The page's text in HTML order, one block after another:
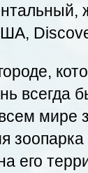
всегда
мире
его